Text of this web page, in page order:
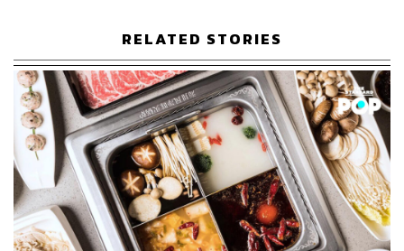
255
RELATED STORIES